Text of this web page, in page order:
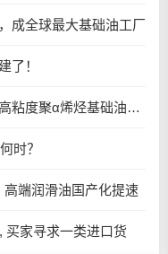
成全球最大基础油工厂​
了！
7、埃克森美孚评估建造新的茂金属高粘度聚α烯烃基础油（mHiVis PAO）装置
时？
端润滑油国产化提速
买家寻求一类进口货